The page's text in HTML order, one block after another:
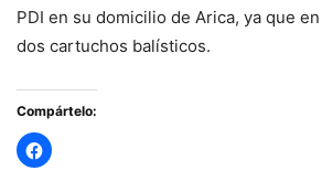
PDI en su domicilio de Arica, ya que
dos cartuchos balísticos.
Compártelo: